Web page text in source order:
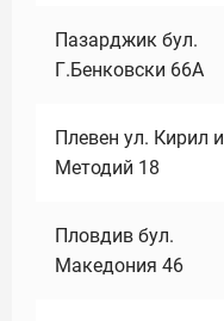
Пазарджик бул.
Г.Бенковски 66А
Плевен ул. Кирил и
Методий 18
Пловдив бул.
Македония 46